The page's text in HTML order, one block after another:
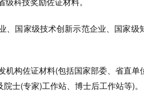
家级技术创新示范企业、国家级
佐证材料(包括国家部委、省直单
士(专家)工作站、博士后工作站等)。